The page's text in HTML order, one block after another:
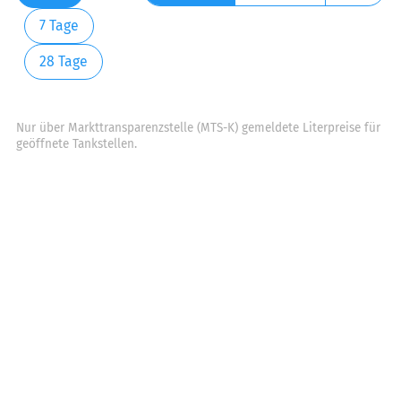
7 Tage
28 Tage
Nur über Markttransparenzstelle (MTS-K) gemeldete Literpreise für
geöffnete Tankstellen.